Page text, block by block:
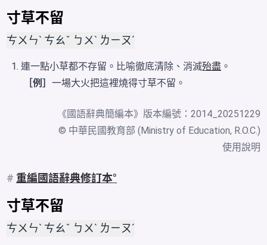
寸草不留
ㄘㄨㄣˋ ㄘㄠˇ ㄅㄨˋ ㄌㄧㄡˊ
連一點小草都不存留。比喻徹底清除、消滅殆盡 。
［例］一場大火把這裡燒得寸草不留。
《國語辭典簡編本》版本編號：2014_20251229
© 中華民國教育部 (Ministry of Education, R.O.C.)
使用說明
# 重編國語辭典修訂本
寸草不留
ㄘㄨㄣˋ ㄘㄠˇ ㄅㄨˋ ㄌㄧㄡˊ